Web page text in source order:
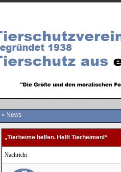
» News
„Tierheime helfen. Helft Tierheimen!“
Nachricht